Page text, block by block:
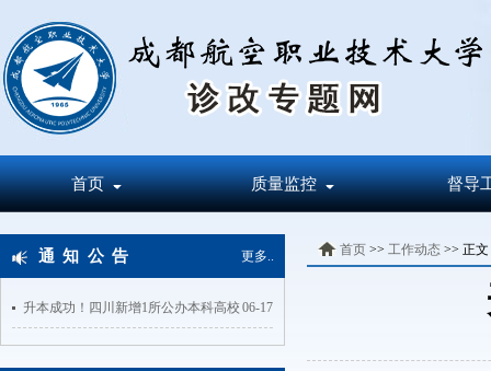
首页 质量监控 督导
首页 >> 工作动态 >> 正文
更多..
通知公告
06-17
升本成功！四川新增1所公办本科高校